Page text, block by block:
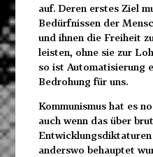
auf. Deren erstes Ziel
Bedürfnissen der
und ihnen die Freiheit
leisten, ohne sie zur
so ist Automatisierung
Bedrohung für uns.
Kommunismus hat es
auch wenn das über
Entwicklungsdiktaturen
anderswo behauptet